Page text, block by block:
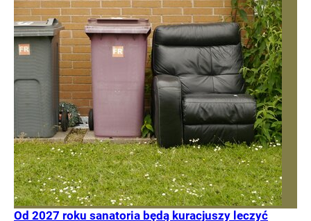
Od 2027 roku sanatoria będą kuracjuszy leczyć